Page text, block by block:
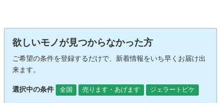
欲しいモノが見つからなかった方
ご希望の条件を登録するだけで、新着情報をいち早くお届け出
来ます。
選択中の条件 全国 売ります・あげます ジェラートピケ